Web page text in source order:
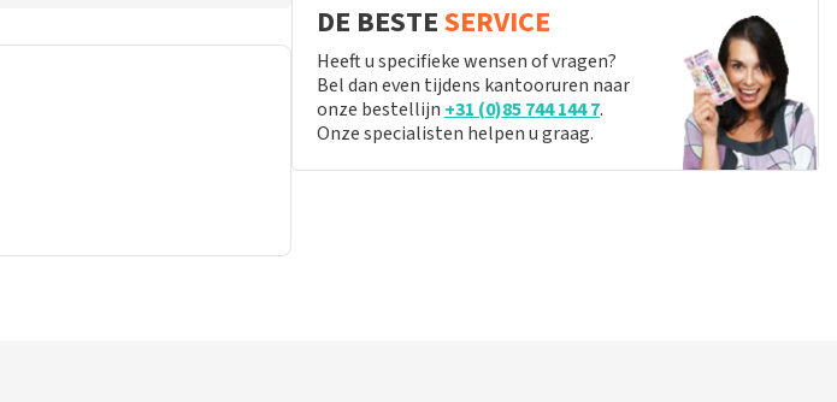
DE BESTESERVICE
Heeft u specifieke wensen of vragen?
Bel dan even tijdens kantooruren naar
onze bestellijn +31 (0)85 744 144 7.
Onze specialisten helpen u graag.